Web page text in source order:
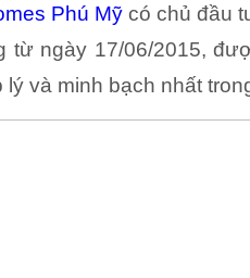
Phú Mỹ có chủ đầu
từ ngày 17/06/2015,
lý và minh bạch nhất